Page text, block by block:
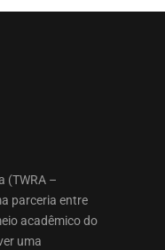
(TWRA –
parceria entre
acadêmico do
uma